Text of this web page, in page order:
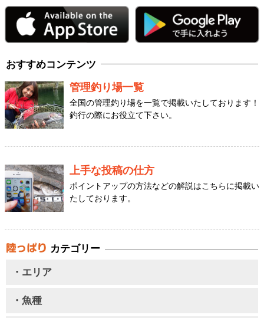
おすすめコンテンツ
管理釣り場一覧
全国の管理釣り場を一覧で掲載いたしております！
釣行の際にお役立て下さい。
上手な投稿の仕方
ポイントアップの方法などの解説はこちらに掲載い
たしております。
カテゴリー
・エリア
・魚種